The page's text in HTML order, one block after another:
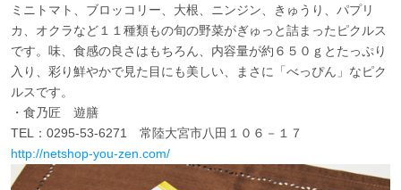
ミニトマト、ブロッコリー、大根、ニンジン、きゅうり、パプリ
カ、オクラなど１１種類もの旬の野菜がぎゅっと詰まったピクルス
です。味、食感の良さはもちろん、内容量が約６５０ｇとたっぷり
入り、彩り鮮やかで見た目にも美しい、まさに「べっぴん」なピク
ルスです。
・食乃匠 遊膳
TEL：0295-53-6271 常陸大宮市八田１０６－１７
http://netshop-you-zen.com/